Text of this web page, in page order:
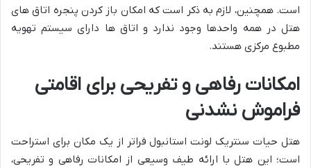
است. همچنین، لازم به ذکر است که امکان باز کردن پنجره اتاق های
هتل در همه واحدها وجود ندارد و اتاق ها دارای سیستم تهویه
مطبوع مرکزی هستند.
امکانات رفاهی و تفریحی برای اقامتی
فراموش نشدنی
هتل حیات سنتریک لونت استانبول فراتر از یک مکان برای استراحت
است؛ این هتل با ارائه طیف وسیعی از امکانات رفاهی و تفریحی،